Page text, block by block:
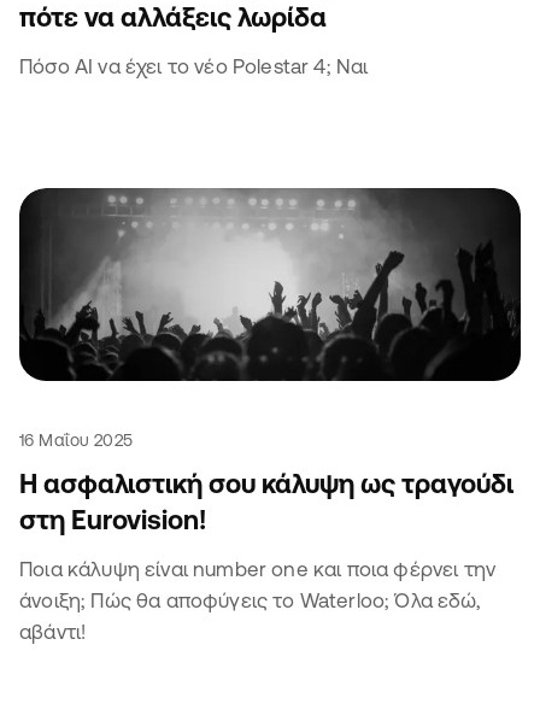
πότε να αλλάξεις λωρίδα
Πόσο AI να έχει το νέο Polestar 4; Ναι
16 Μαΐου 2025
Η ασφαλιστική σου κάλυψη ως τραγούδι
στη Eurovision!
Ποια κάλυψη είναι number one και ποια φέρνει την
άνοιξη; Πώς θα αποφύγεις το Waterloo; Όλα εδώ,
αβάντι!